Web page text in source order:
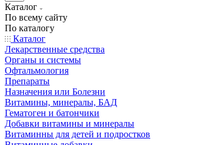
Каталог
По всему сайту
По каталогу
Каталог
Лекарственные средства
Органы и системы
Офтальмология
Препараты
Назначения или Болезни
Витамины, минералы, БАД
Гематоген и батончики
Добавки витамины и минералы
Витаминны для детей и подростков